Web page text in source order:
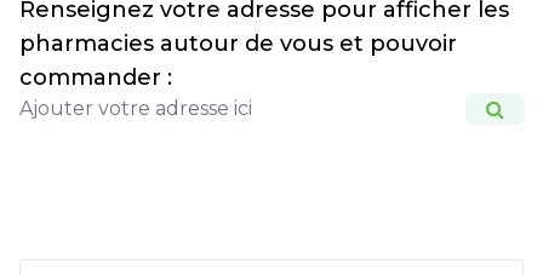
Renseignez votre adresse pour afficher les
pharmacies autour de vous et pouvoir
commander :